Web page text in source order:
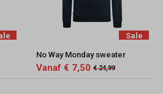
Sale
No Way Monday sweater
Vanaf € 7,50 € 24,99